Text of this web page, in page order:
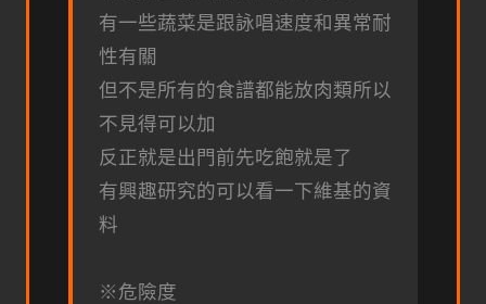
有一些蔬菜是跟詠唱速度和異常耐
性有關
但不是所有的食譜都能放肉類所以
不見得可以加
反正就是出門前先吃飽就是了
有興趣研究的可以看一下維基的資
料
※危險度